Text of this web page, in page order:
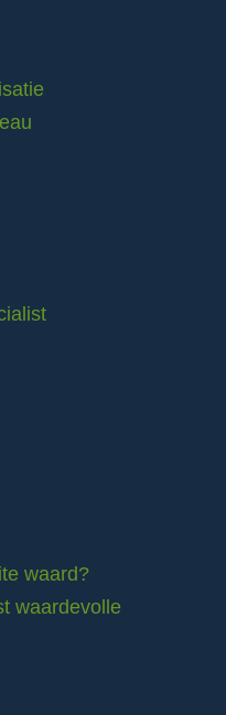
waard?
waardevolle